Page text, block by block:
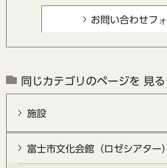
同じカテゴリのページを 見る
施設
富士市文化会館（ロゼシアター）